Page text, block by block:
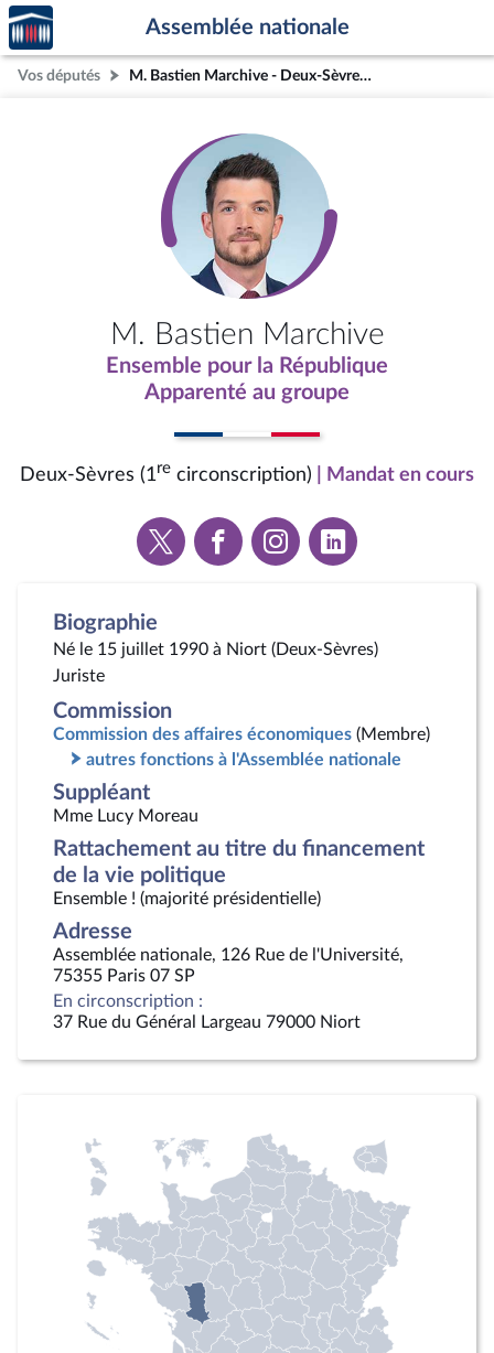
Aller au contenu
Aller en bas de la page
Accèder
à la
page
d'accueil
Assemblée nationale
Vos députés M. Bastien Marchive - Deux-Sèvres (1re circonscription)
M. Bastien Marchive
Ensemble pour la République
Apparenté au groupe
Deux-Sèvres (1re circonscription) | Mandat en cours
Voir
la
Voir
la
Voir
la
Voir
la
Biographie
Né le 15 juillet 1990 à Niort (Deux-Sèvres)
Juriste
Commission
Commission des affaires économiques (Membre)
autres fonctions à l'Assemblée nationale
Suppléant
Mme Lucy Moreau
Rattachement au titre du financement
de la vie politique
Ensemble ! (majorité présidentielle)
Adresse
Assemblée nationale, 126 Rue de l'Université,
75355 Paris 07 SP
En circonscription :
37 Rue du Général Largeau 79000 Niort